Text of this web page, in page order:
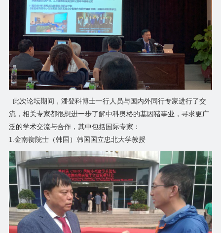
此次论坛期间，潘登科博士一行人员与国内外同行专家进行了交
流，相关专家都很想进一步了解中科奥格的基因猪事业，寻求更广
泛的学术交流与合作，其中包括国际专家：
1.金南衡院士（韩国）韩国国立忠北大学教授